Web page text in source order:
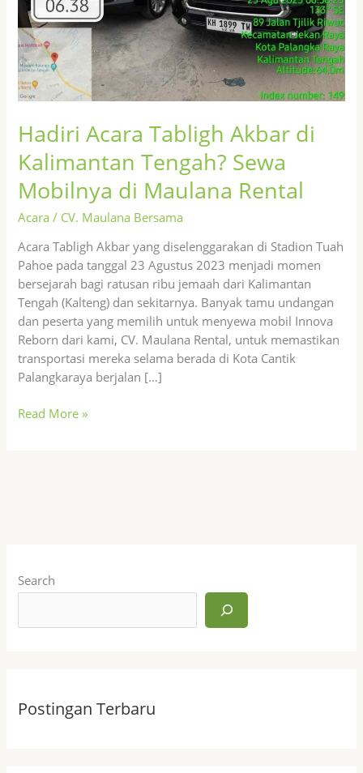
Hadiri Acara Tabligh Akbar di
Kalimantan Tengah? Sewa
Mobilnya di Maulana Rental
Acara / CV. Maulana Bersama
Acara Tabligh Akbar yang diselenggarakan di Stadion Tuah
Pahoe pada tanggal 23 Agustus 2023 menjadi momen
bersejarah bagi ratusan ribu jemaah dari Kalimantan
Tengah (Kalteng) dan sekitarnya. Banyak tamu undangan
dan peserta yang memilih untuk menyewa mobil Innova
Reborn dari kami, CV. Maulana Rental, untuk memastikan
transportasi mereka selama berada di Kota Cantik
Palangkaraya berjalan […]
Mobilnya
di
Maulana
Rental
Read More »
Search
Postingan Terbaru